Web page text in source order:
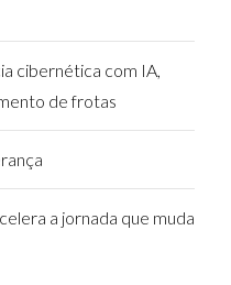
cibernética com IA,
de frotas
a jornada que muda